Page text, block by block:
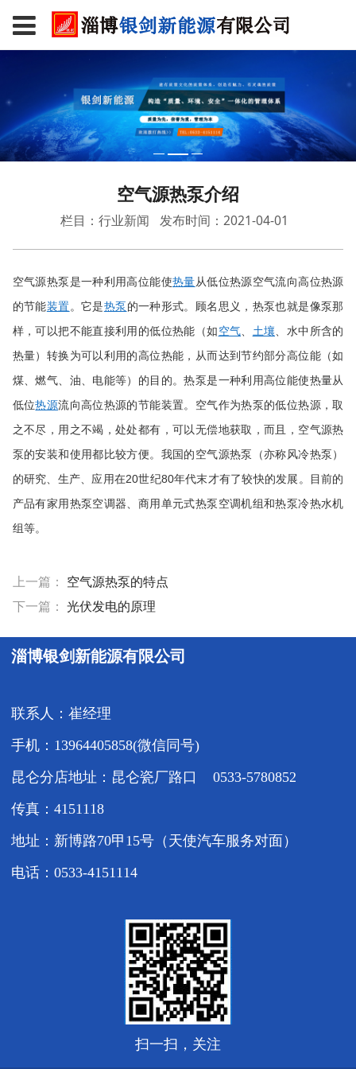
空气源热泵介绍
栏目：行业新闻 发布时间：2021-04-01
空气源热泵是一种利用高位能使热量 从低位热源空气流向高位热源
的节能装置 。它是热泵 的一种形式。顾名思义，热泵也就是像泵那
样，可以把不能直接利用的低位热能（如 空气 土壤
、水中所含的
热量）转换为可以利用的高位热能，从而达到节约部分高位能（如
煤、燃气、油、电能等）的目的。热泵是一种利用高位能使热量从
低位热源流向高位热源的节能装置。空气作为热泵的低位热源，取
之不尽，用之不竭，处处都有，可以无偿地获取，而且，空气源热
泵的安装和使用都比较方便。我国的空气源热泵（亦称风冷热泵）
的研究、生产、应用在20世纪80年代末才有了较快的发展。目前的
产品有家用热泵空调器、商用单元式热泵空调机组和热泵冷热水机
组等。
上一篇： 空气源热泵的特点
下一篇： 光伏发电的原理
淄博银剑新能源有限公司
联系人：崔经理
手机：13964405858(微信同号)
昆仑分店地址：昆仑瓷厂路口 0533-5780852
传真：4151118
地址：新博路70甲15号（天使汽车服务对面）
电话：0533-4151114
扫一扫，关注